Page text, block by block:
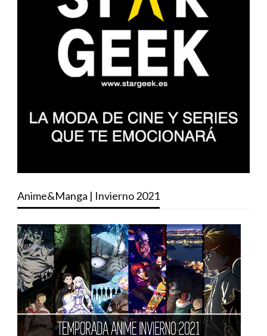
Anime&Manga | Invierno 2021